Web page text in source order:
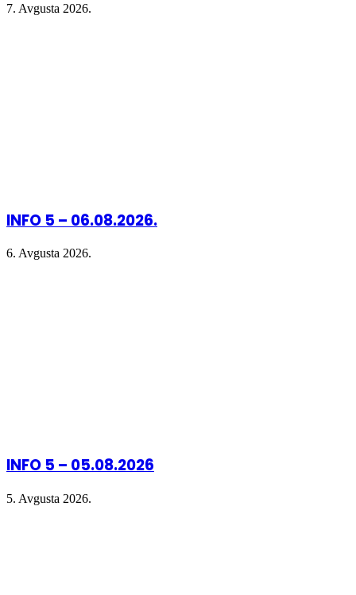
7. Avgusta 2026.
INFO 5 – 06.08.2026.
6. Avgusta 2026.
INFO 5 – 05.08.2026
5. Avgusta 2026.